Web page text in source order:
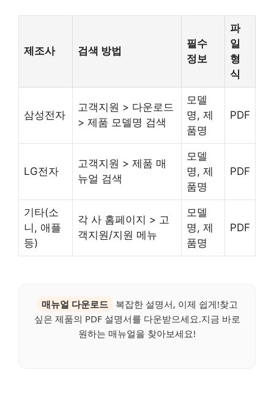
제조사 검색 방법
필수
정보
파
일
형
식
삼성전자
고객지원 > 다운로드
> 제품 모델명 검색
모델
명, 제
품명
PDF
LG전자
고객지원 > 제품 매
뉴얼 검색
모델
명, 제
품명
PDF
기타(소
니, 애플
등)
각 사 홈페이지 > 고
객지원/지원 메뉴
모델
명, 제
품명
PDF
매뉴얼 다운로드
복잡한 설명서, 이제 쉽게!찾고
싶은 제품의 PDF 설명서를 다운받으세요.지금 바로
원하는 매뉴얼을 찾아보세요!